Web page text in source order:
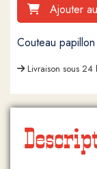
Ajouter
Couteau
Livraison sous